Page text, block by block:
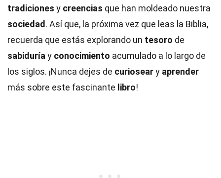
tradiciones y creencias que han moldeado nuestra
sociedad . Así que, la próxima vez que leas la Biblia,
recuerda que estás explorando un tesoro de
sabiduría y conocimiento acumulado a lo largo de
los siglos. ¡Nunca dejes de curioseary aprender
más sobre este fascinante libro!